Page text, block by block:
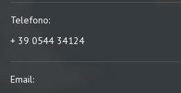
Telefono:
+ 39 0544 34124
Email: